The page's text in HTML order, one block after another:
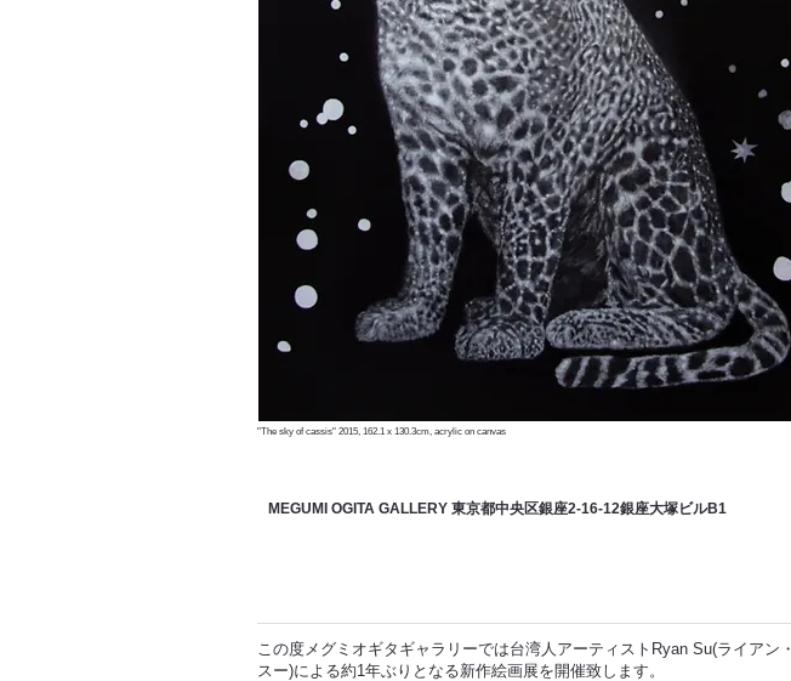
"The sky of cassis" 2015, 162.1 x 130.3cm, acrylic on canvas
MEGUMI OGITA GALLERY 東京都中央区銀座2-16-12銀座大塚ビルB1
この度メグミオギタギャラリーでは台湾人アーティストRyan Su(ライアン・
スー)による約1年ぶりとなる新作絵画展を開催致します。